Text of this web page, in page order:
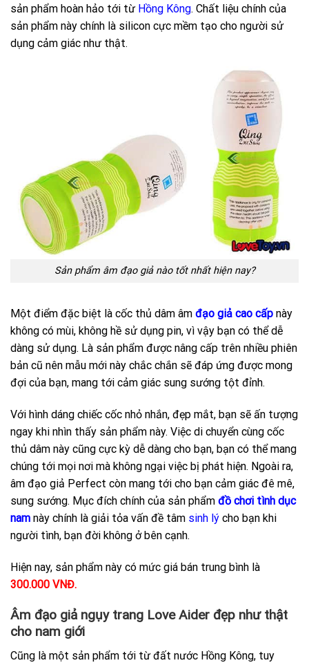
sản phẩm hoàn hảo tới từ Hồng Kông. Chất liệu chính của
sản phẩm này chính là silicon cực mềm tạo cho người sử
dụng cảm giác như thật.
Sản phẩm âm đạo giả nào tốt nhất hiện nay?
Một điểm đặc biệt là cốc thủ dâm âm đạo giả cao cấp này
không có mùi, không hề sử dụng pin, vì vậy bạn có thể dễ
dàng sử dụng. Là sản phẩm được nâng cấp trên nhiều phiên
bản cũ nên mẫu mới này chắc chắn sẽ đáp ứng được mong
đợi của bạn, mang tới cảm giác sung sướng tột đỉnh.
Với hình dáng chiếc cốc nhỏ nhắn, đẹp mắt, bạn sẽ ấn tượng
ngay khi nhìn thấy sản phẩm này. Việc di chuyển cùng cốc
thủ dâm này cũng cực kỳ dễ dàng cho bạn, bạn có thể mang
chúng tới mọi nơi mà không ngại việc bị phát hiện. Ngoài ra,
âm đạo giả Perfect còn mang tới cho bạn cảm giác đê mê,
sung sướng. Mục đích chính của sản phẩm đồ chơi tình dục
nam này chính là giải tỏa vấn đề tâm sinh lý cho bạn khi
người tình, bạn đời không ở bên cạnh.
Hiện nay, sản phẩm này có mức giá bán trung bình là
300.000 VNĐ.
Âm đạo giả ngụy trang Love Aider đẹp như thật
cho nam giới
Cũng là một sản phẩm tới từ đất nước Hồng Kông, tuy